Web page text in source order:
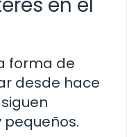
forma de
desde hace